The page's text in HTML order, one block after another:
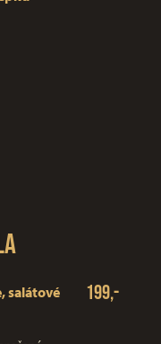
salátové
199,-